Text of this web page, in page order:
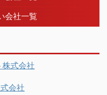
会社一覧
式会社
会社